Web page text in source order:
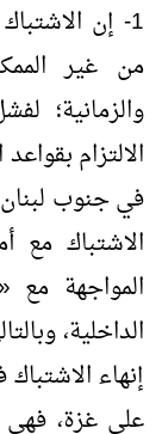
1- إن
من غير
والزمانية؛
الالتزام
في جنوب
الاشتباك مع
المواجهة مع
الداخلية،
إنهاء
على غزة، فهي